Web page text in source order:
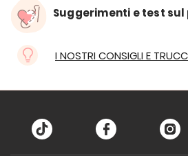
Suggerimenti e test
I NOSTRI CONSIGLI E